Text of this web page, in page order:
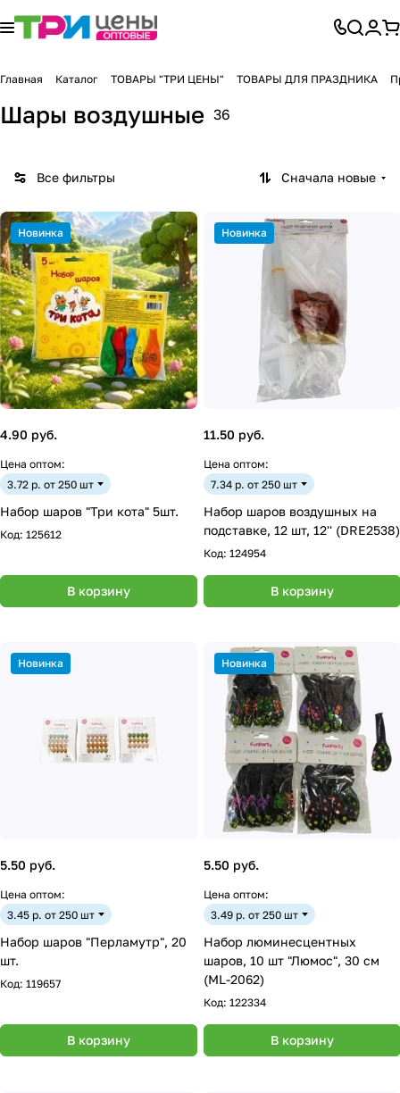
Главная Каталог ТОВАРЫ "ТРИ ЦЕНЫ" ТОВАРЫ ДЛЯ ПРАЗДНИКА
Шары воздушные 36
Все фильтры Сначала новые
Новинка
4.90 руб.
Цена оптом:
3.72 р. от 250 шт
Набор шаров "Три кота" 5шт.
Код: 125612
В корзину
Новинка
11.50 руб.
Цена оптом:
7.34 р. от 250 шт
Набор шаров воздушных на
подставке, 12 шт, 12'' (DRE2538)
Код: 124954
В корзину
Новинка
5.50 руб.
Цена оптом:
3.45 р. от 250 шт
Набор шаров "Перламутр", 20
шт.
Код: 119657
В корзину
Новинка
5.50 руб.
Цена оптом:
3.49 р. от 250 шт
Набор люминесцентных
шаров, 10 шт "Люмос", 30 см
(ML-2062)
Код: 122334
В корзину